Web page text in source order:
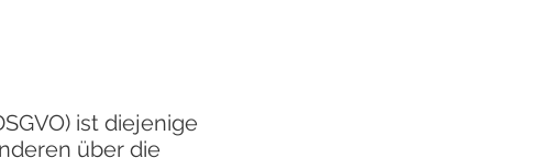
ist diejenige
über die